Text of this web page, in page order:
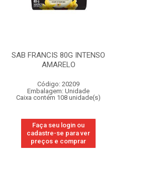
SAB FRANCIS 80G INTENSO
AMARELO
Código: 20209
Embalagem: Unidade
Caixa contém 108 unidade(s)
Faça seu login ou
cadastre-se para ver
preços e comprar